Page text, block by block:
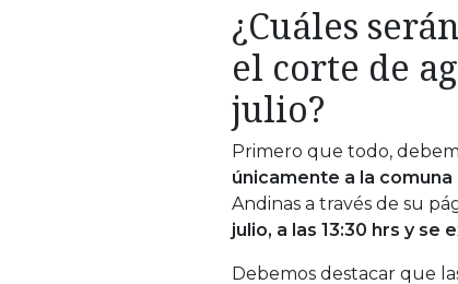
¿Cuáles
el corte de
julio?
Primero que todo,
únicamente a la comuna
Andinas a través de su
julio, a las 13:30 hrs y se
Debemos destacar que